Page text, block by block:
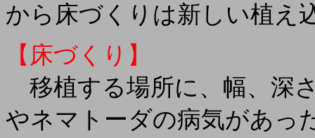
から床づくりは新しい植え
【床づくり】
移植する場所に、幅、深
やネマトーダの病気があっ